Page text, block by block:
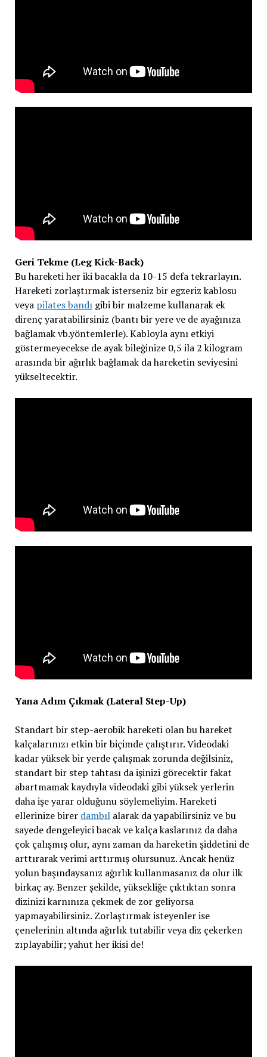
Geri Tekme (Leg Kick-Back)
Bu hareketi her iki bacakla da 10-15 defa tekrarlayın.
Hareketi zorlaştırmak isterseniz bir egzeriz kablosu
veya pilates bandıgibi bir malzeme kullanarak ek
direnç yaratabilirsiniz (bantı bir yere ve de ayağınıza
bağlamak vb.yöntemlerle). Kabloyla aynı etkiyi
göstermeyecekse de ayak bileğinize 0,5 ila 2 kilogram
arasında bir ağırlık bağlamak da hareketin seviyesini
yükseltecektir.
Yana Adım Çıkmak (Lateral Step-Up)
Standart bir step-aerobik hareketi olan bu hareket
kalçalarınızı etkin bir biçimde çalıştırır. Videodaki
kadar yüksek bir yerde çalışmak zorunda değilsiniz,
standart bir step tahtası da işinizi görecektir fakat
abartmamak kaydıyla videodaki gibi yüksek yerlerin
daha işe yarar olduğunu söylemeliyim. Hareketi
ellerinize birer dambılalarak da yapabilirsiniz ve bu
sayede dengeleyici bacak ve kalça kaslarınız da daha
çok çalışmış olur, aynı zaman da hareketin şiddetini de
arttırarak verimi arttırmış olursunuz. Ancak henüz
yolun başındaysanız ağırlık kullanmasanız da olur ilk
birkaç ay. Benzer şekilde, yüksekliğe çıktıktan sonra
dizinizi karnınıza çekmek de zor geliyorsa
yapmayabilirsiniz. Zorlaştırmak isteyenler ise
çenelerinin altında ağırlık tutabilir veya diz çekerken
zıplayabilir; yahut her ikisi de!